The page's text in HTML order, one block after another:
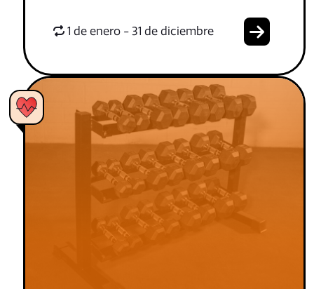
1 de enero - 31 de diciembre